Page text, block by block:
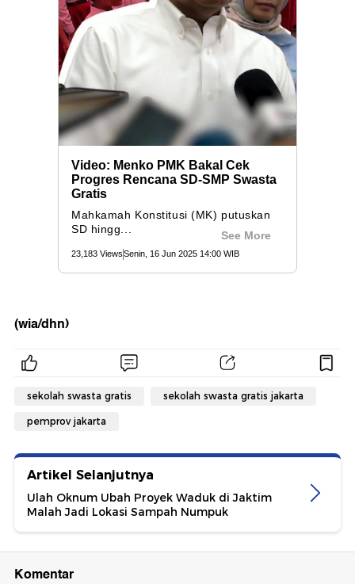
(wia/dhn)
sekolah swasta gratis sekolah swasta gratis jakarta
pemprov jakarta
Artikel Selanjutnya
Ulah Oknum Ubah Proyek Waduk di Jaktim
Malah Jadi Lokasi Sampah Numpuk